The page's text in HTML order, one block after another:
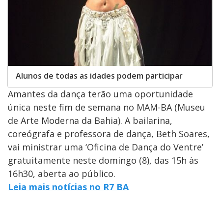
Alunos de todas as idades podem participar
Amantes da dança terão uma oportunidade
única neste fim de semana no MAM-BA (Museu
de Arte Moderna da Bahia). A bailarina,
coreógrafa e professora de dança, Beth Soares,
vai ministrar uma ‘Oficina de Dança do Ventre’
gratuitamente neste domingo (8), das 15h às
16h30, aberta ao público.
Leia mais notícias no R7 BA